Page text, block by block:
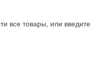
все товары, или введите